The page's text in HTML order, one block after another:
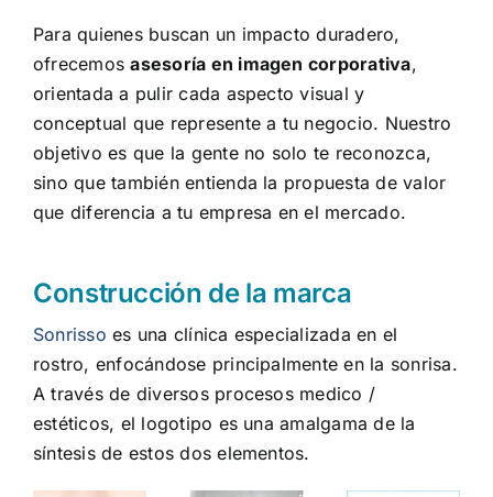
Para quienes buscan un impacto duradero,
ofrecemosasesoría en imagen corporativa,
orientada a pulir cada aspecto visual y
conceptual que represente a tu negocio. Nuestro
objetivo es que la gente no solo te reconozca,
sino que también entienda la propuesta de valor
que diferencia a tu empresa en el mercado.
Construcción de la marca
Sonrisso es una clínica especializada en el
rostro, enfocándose principalmente en la sonrisa.
A través de diversos procesos medico /
estéticos, el logotipo es una amalgama de la
síntesis de estos dos elementos.